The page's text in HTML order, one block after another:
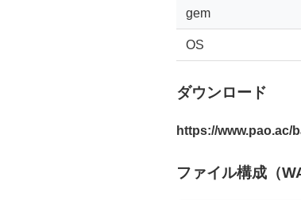
gem
OS
ダウンロード
https://www.pao.ac/
ファイル構成（